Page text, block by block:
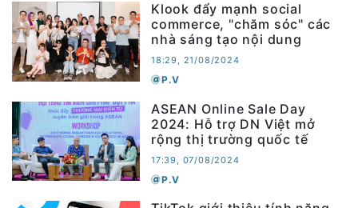
Klook đẩy mạnh social
commerce, "chăm sóc" các
nhà sáng tạo nội dung
18:29, 21/08/2024
P.V
ASEAN Online Sale Day
2024: Hỗ trợ DN Việt mở
rộng thị trường quốc tế
17:39, 07/08/2024
P.V